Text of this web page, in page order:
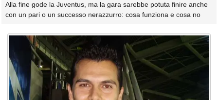
Alla fine gode la Juventus, ma la gara sarebbe potuta finire anche
con un pari o un successo nerazzurro: cosa funziona e cosa no